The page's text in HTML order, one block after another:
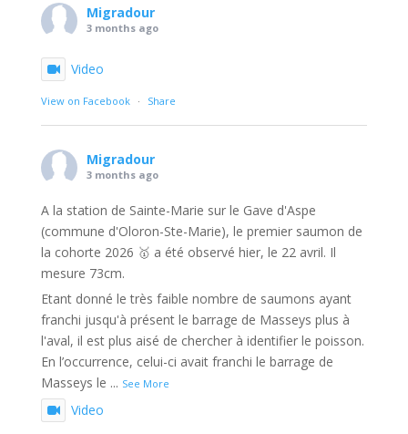
Migradour
3 months ago
Video
View on Facebook · Share
Migradour
3 months ago
A la station de Sainte-Marie sur le Gave d'Aspe
(commune d'Oloron-Ste-Marie), le premier saumon de
la cohorte 2026 🥇 a été observé hier, le 22 avril. Il
mesure 73cm.
Etant donné le très faible nombre de saumons ayant
franchi jusqu'à présent le barrage de Masseys plus à
l'aval, il est plus aisé de chercher à identifier le poisson.
En l’occurrence, celui-ci avait franchi le barrage de
Masseys le ... See More
Video